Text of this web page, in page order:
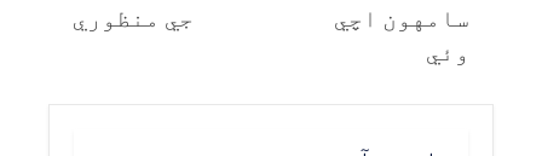
سامهون اچي
وئي
جي منظوري